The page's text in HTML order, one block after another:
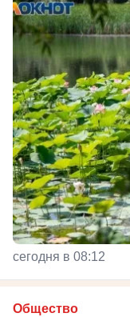
сегодня в 08:12
Общество